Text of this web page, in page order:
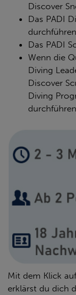
Discover
Das PADI
durchführen
Das PADI
Wenn die
Diving
Discover
Diving
durchführen
Mit dem Klick
erklärst du dich